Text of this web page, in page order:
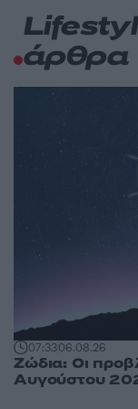
άρθρα
07:3306.08.26
Ζώδια: Οι
Αυγούστου